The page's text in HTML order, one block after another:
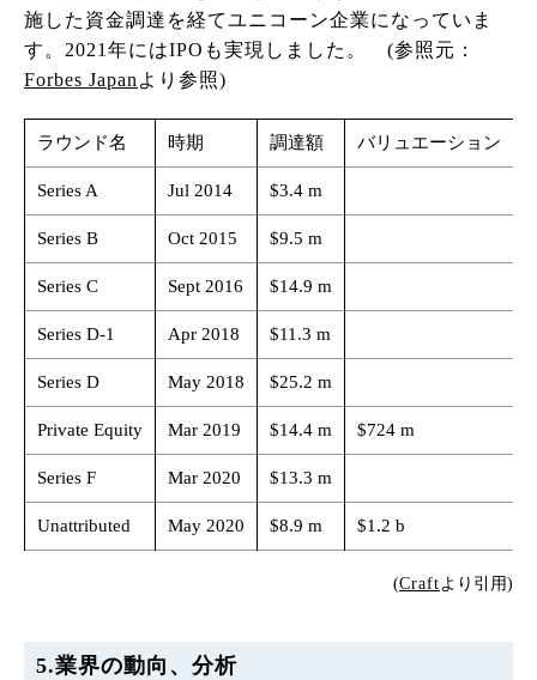
施した資金調達を経てユニコーン企業になっていま
す。2021年にはIPOも実現しました。 (参照元：
Forbes Japanより参照)
ラウンド名 時期 調達額 バリュエーション
Series A Jul 2014 $3.4 m
Series B Oct 2015 $9.5 m
Series C Sept 2016 $14.9 m
Series D-1 Apr 2018 $11.3 m
Series D May 2018 $25.2 m
Private Equity Mar 2019 $14.4 m $724 m
Series F Mar 2020 $13.3 m
Unattributed May 2020 $8.9 m $1.2 b
(Craftより引用)
5.業界の動向、分析